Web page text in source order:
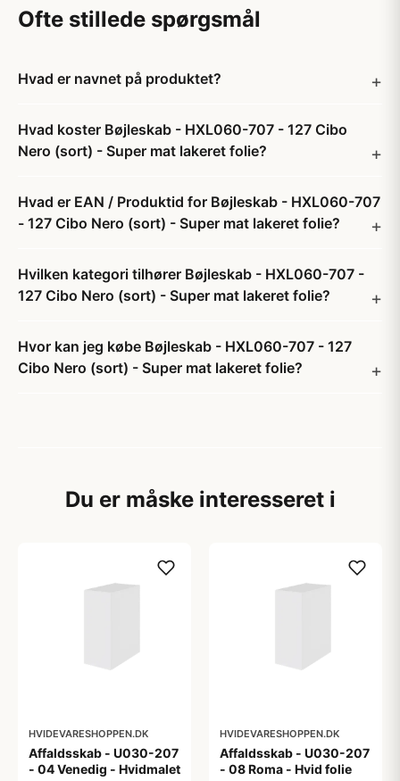
Ofte stillede spørgsmål
Hvad er navnet på produktet?
Hvad koster Bøjleskab - HXL060-707 - 127 Cibo
Nero (sort) - Super mat lakeret folie?
Hvad er EAN / Produktid for Bøjleskab - HXL060-707
- 127 Cibo Nero (sort) - Super mat lakeret folie?
Hvilken kategori tilhører Bøjleskab - HXL060-707 -
127 Cibo Nero (sort) - Super mat lakeret folie?
Hvor kan jeg købe Bøjleskab - HXL060-707 - 127
Cibo Nero (sort) - Super mat lakeret folie?
Du er måske interesseret i
HVIDEVARESHOPPEN.DK
Affaldsskab - U030-207
- 04 Venedig - Hvidmalet
HVIDEVARESHOPPEN.DK
Affaldsskab - U030-207
- 08 Roma - Hvid folie